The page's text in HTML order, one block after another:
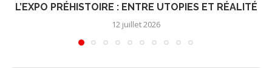
L’EXPO PRÉHISTOIRE : ENTRE UTOPIES ET RÉALITÉ
12 juillet 2026